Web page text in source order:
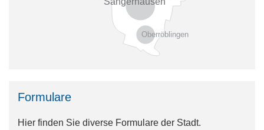
Oberröblingen
Formulare
Hier finden Sie diverse Formulare der Stadt.